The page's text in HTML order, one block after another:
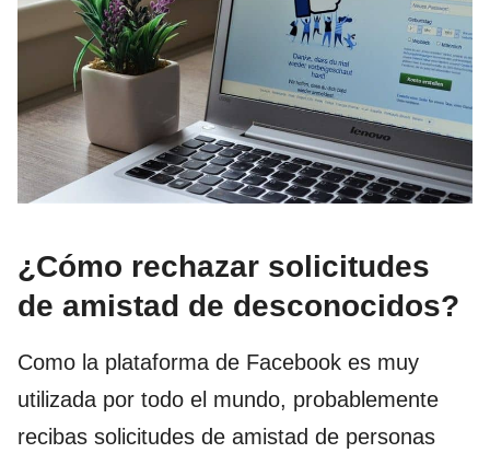
¿Cómo rechazar solicitudes
de amistad de desconocidos?
Como la plataforma de Facebook es muy
utilizada por todo el mundo, probablemente
recibas solicitudes de amistad de personas